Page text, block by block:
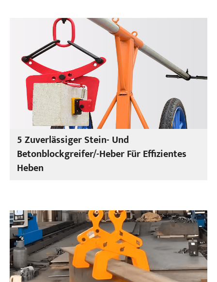
5 Zuverlässiger Stein- Und
Betonblockgreifer/-Heber Für Effizientes
Heben